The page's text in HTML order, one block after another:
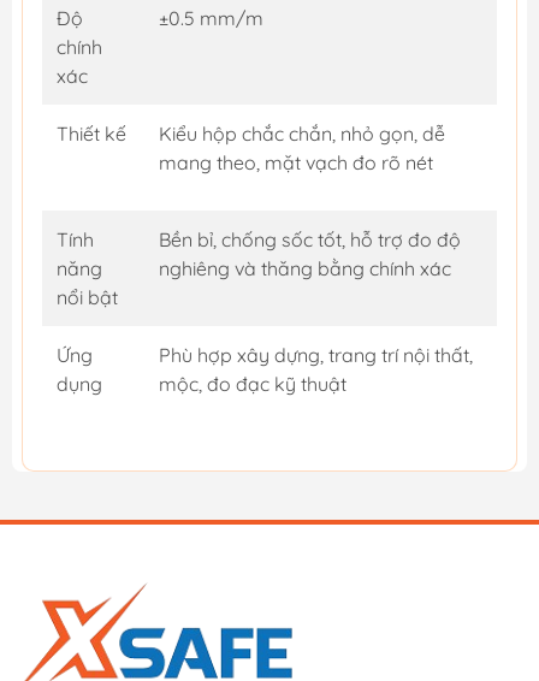
Độ
chính
xác
±0.5 mm/m
Thiết kế
Kiểu hộp chắc chắn, nhỏ gọn, dễ
mang theo, mặt vạch đo rõ nét
Tính
năng
nổi bật
Bền bỉ, chống sốc tốt, hỗ trợ đo độ
nghiêng và thăng bằng chính xác
Ứng
dụng
Phù hợp xây dựng, trang trí nội thất,
mộc, đo đạc kỹ thuật